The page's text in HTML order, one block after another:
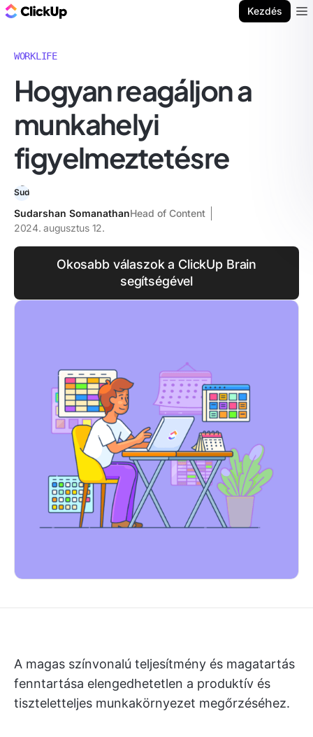
Kezdés
WORKLIFE
Hogyan reagáljon a
munkahelyi
figyelmeztetésre
Sudarshan SomanathanHead of Content
2024. augusztus 12.
Okosabb válaszok a ClickUp Brain
segítségével
A magas színvonalú teljesítmény és magatartás
fenntartása elengedhetetlen a produktív és
tiszteletteljes munkakörnyezet megőrzéséhez.